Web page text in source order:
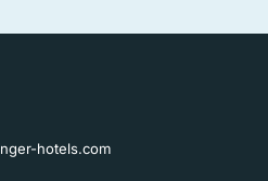
hotels.com